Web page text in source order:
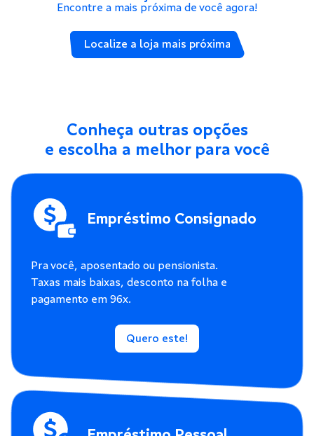
Encontre a mais próxima de você agora!
Localize a loja mais próxima
Conheça outras opções
e escolha a melhor para você
Empréstimo Consignado
Pra você, aposentado ou pensionista.
Taxas mais baixas, desconto na folha e
pagamento em 96x.
Quero este!